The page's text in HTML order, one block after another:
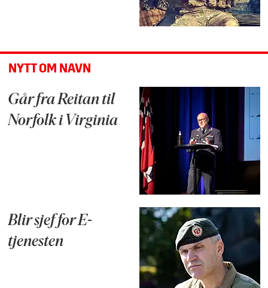
NYTT OM NAVN
Går fra Reitan til
Norfolk i Virginia
Blir sjef for E-
tjenesten